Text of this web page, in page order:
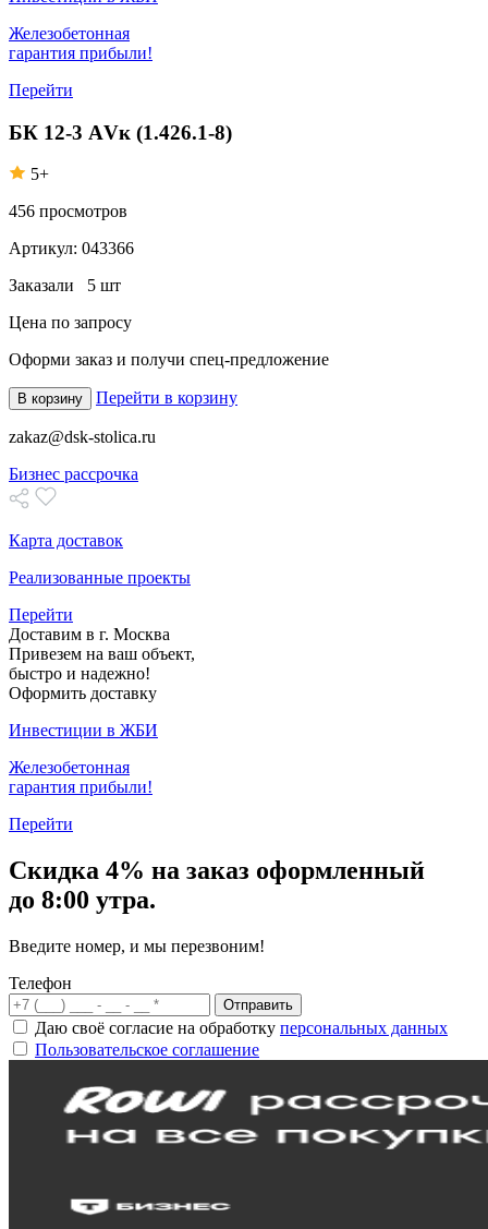
Железобетонная
гарантия прибыли!
Перейти
БК 12-3 АVк (1.426.1-8)
5+
456 просмотров
Артикул: 043366
Заказали 5 шт
Цена по запросу
Оформи заказ и получи спец-предложение
В корзину Перейти в корзину
zakaz@dsk-stolica.ru
Бизнес рассрочка
Карта доставок
Реализованные проекты
Перейти
Доставим в г. Москва
Привезем на ваш объект,
быстро и надежно!
Оформить доставку
Инвестиции в ЖБИ
Железобетонная
гарантия прибыли!
Перейти
Скидка 4% на заказ оформленный
до 8:00 утра.
Введите номер, и мы перезвоним!
Телефон
Отправить
Даю своё согласие на обработку персональных данных
Пользовательское соглашение